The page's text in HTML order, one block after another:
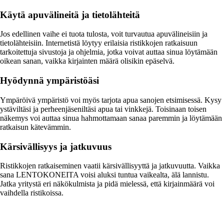
Käytä apuvälineitä ja tietolähteitä
Jos edellinen vaihe ei tuota tulosta, voit turvautua apuvälineisiin ja
tietolähteisiin. Internetistä löytyy erilaisia ristikkojen ratkaisuun
tarkoitettuja sivustoja ja ohjelmia, jotka voivat auttaa sinua löytämään
oikean sanan, vaikka kirjainten määrä olisikin epäselvä.
Hyödynnä ympäristöäsi
Ympäröivä ympäristö voi myös tarjota apua sanojen etsimisessä. Kysy
ystäviltäsi ja perheenjäseniltäsi apua tai vinkkejä. Toisinaan toisen
näkemys voi auttaa sinua hahmottamaan sanaa paremmin ja löytämään
ratkaisun kätevämmin.
Kärsivällisyys ja jatkuvuus
Ristikkojen ratkaiseminen vaatii kärsivällisyyttä ja jatkuvuutta. Vaikka
sana LENTOKONEITA voisi aluksi tuntua vaikealta, älä lannistu.
Jatka yritystä eri näkökulmista ja pidä mielessä, että kirjainmäärä voi
vaihdella ristikoissa.